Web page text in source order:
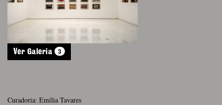
Ver Galeria 3
Curadoria: Emília Tavares